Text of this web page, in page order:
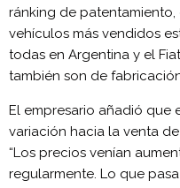
ránking de
vehículos más vendidos
todas en Argentina y el
también son de
El empresario añadió que
variación hacia la venta
“Los precios venían
regularmente. Lo que